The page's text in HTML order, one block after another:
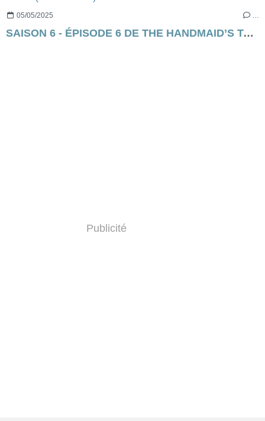
05/05/2025 …
SAISON 6 - ÉPISODE 6 DE THE HANDMAID’S TALE (SURPRISE)
Publicité